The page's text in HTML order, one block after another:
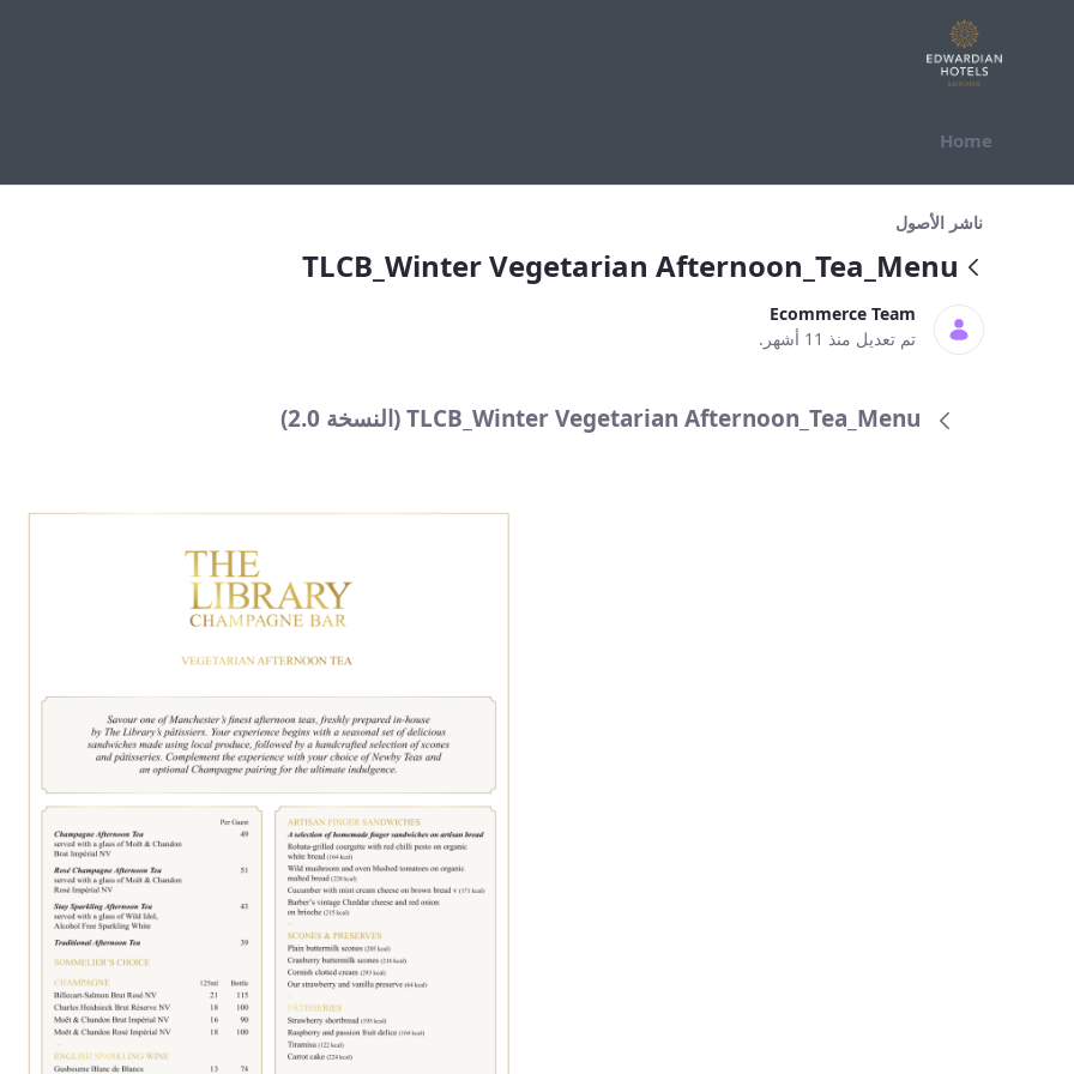
التخطي للمحتوى
Home
ناشر الأصول
TLCB_Winter Vegetarian Afternoon_Tea_Menu
Ecommerce Team
تم تعديل منذ 11 أشهر.
TLCB_Winter Vegetarian Afternoon_Tea_Menu (النسخة 2.0)